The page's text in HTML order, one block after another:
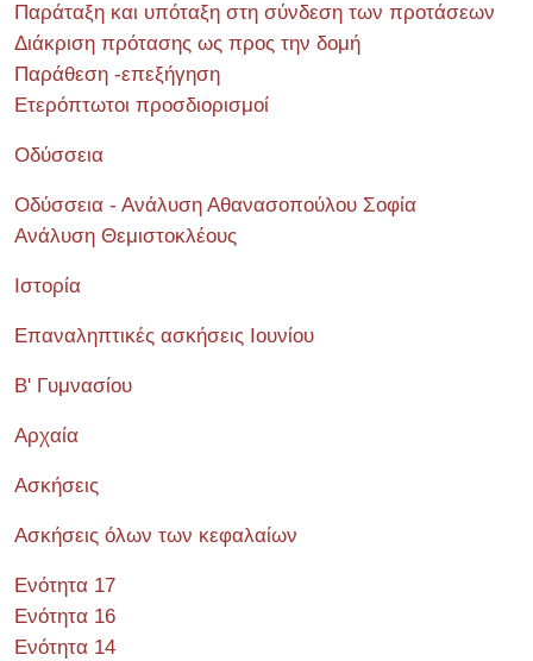
Παράταξη και υπόταξη στη σύνδεση των προτάσεων
Διάκριση πρότασης ως προς την δομή
Παράθεση -επεξήγηση
Ετερόπτωτοι προσδιορισμοί
Οδύσσεια
Οδύσσεια - Ανάλυση Αθανασοπούλου Σοφία
Ανάλυση Θεμιστοκλέους
Ιστορία
Επαναληπτικές ασκήσεις Ιουνίου
Β' Γυμνασίου
Αρχαία
Ασκήσεις
Ασκήσεις όλων των κεφαλαίων
Ενότητα 17
Ενότητα 16
Ενότητα 14